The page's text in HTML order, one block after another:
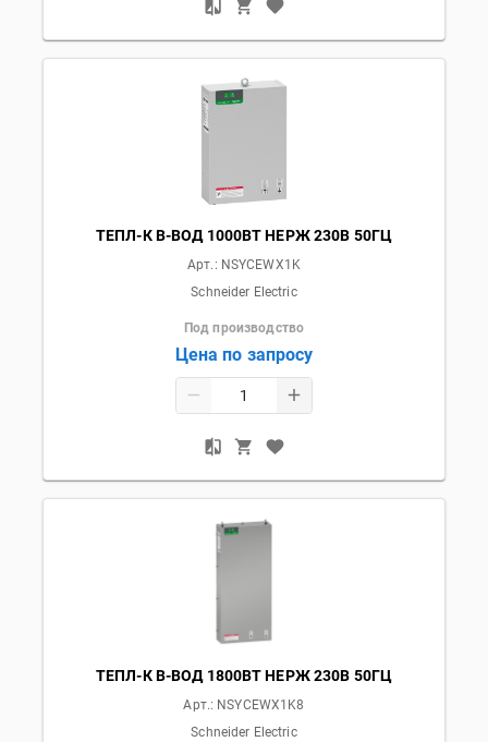
ТЕПЛ-К В-ВОД 1000ВТ НЕРЖ 230В 50ГЦ
Арт.: NSYCEWX1K
Schneider Electric
Под производство
Цена по запросу
ТЕПЛ-К В-ВОД 1800ВТ НЕРЖ 230В 50ГЦ
Арт.: NSYCEWX1K8
Schneider Electric